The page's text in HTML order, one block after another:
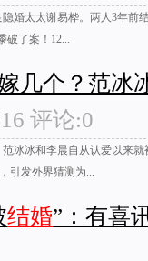
婚太太谢易桦。两人3年前
破了案！12...
几个？范冰
评论:0
冰和李晨自从认爱以来就
引发外界猜测为...
结婚”：有喜